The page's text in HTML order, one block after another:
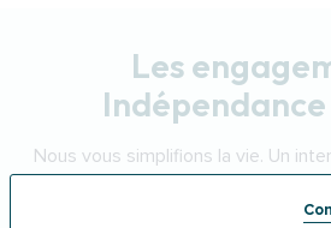
Les
Indépendance
Nous vous simplifions la vie. Un
accompagner tout au long